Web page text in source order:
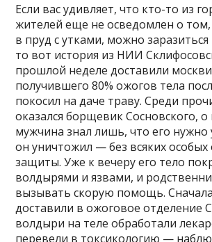
Если вас удивляет, что кто-то из
жителей еще не осведомлен о том,
в пруд с утками, можно
то вот история из НИИ
прошлой неделе доставили
получившего 80% ожогов тела
покосил на даче траву. Среди
оказался борщевик Сосновского,
мужчина знал лишь, что его нужно
он уничтожил — без всяких особых
защиты. Уже к вечеру его тело
волдырями и язвами, и
вызывать скорую помощь.
доставили в ожоговое отделение
волдыри на теле обработали
перевели в токсикологию —